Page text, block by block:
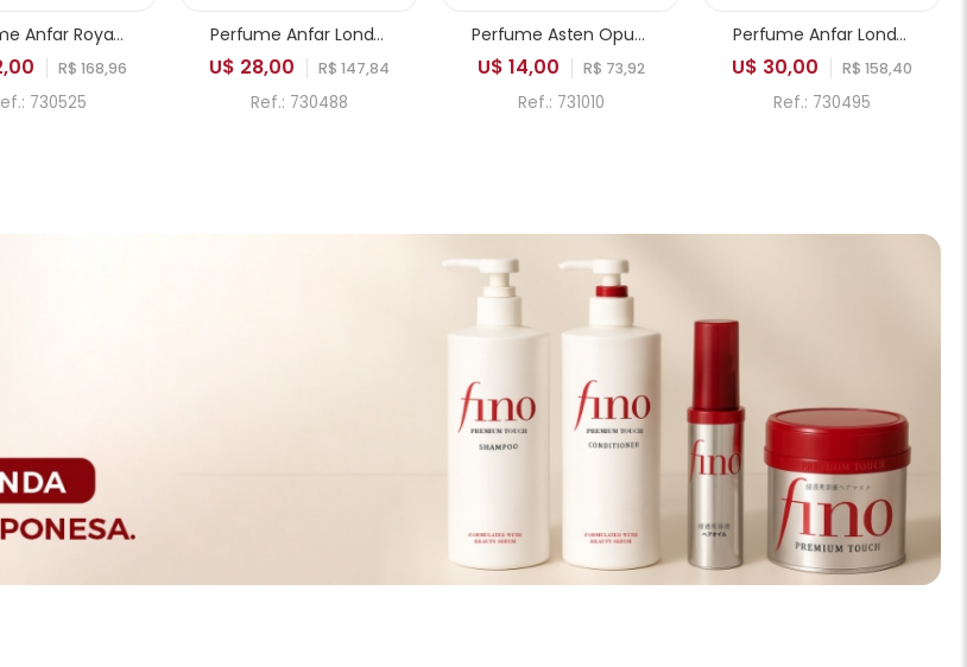
Perfume Anfar Royal Imperial Extrait de Parfum Masculino 100ml
R$ 168,96
730525
Perfume Anfar London Aesthetic Edition Intense Sport Extrait de Parfum Masculino 100ml
U$ 28,00 R$ 147,84
Ref.: 730488
Perfume Asten Opus Valley EDP Masculino 100ml
U$ 14,00 R$ 73,92
Ref.: 731010
Perfume Anfar London Aesthetic Edition Date Nights Extrait de Parfum Masculino 100ml
U$ 30,00 R$ 158,40
Ref.: 730495